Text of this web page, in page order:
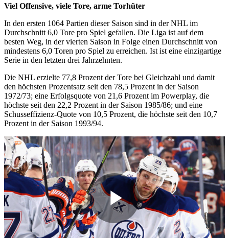
Viel Offensive, viele Tore, arme Torhüter
In den ersten 1064 Partien dieser Saison sind in der NHL im
Durchschnitt 6,0 Tore pro Spiel gefallen. Die Liga ist auf dem
besten Weg, in der vierten Saison in Folge einen Durchschnitt von
mindestens 6,0 Toren pro Spiel zu erreichen. Ist ist eine einzigartige
Serie in den letzten drei Jahrzehnten.
Die NHL erzielte 77,8 Prozent der Tore bei Gleichzahl und damit
den höchsten Prozentsatz seit den 78,5 Prozent in der Saison
1972/73; eine Erfolgsquote von 21,6 Prozent im Powerplay, die
höchste seit den 22,2 Prozent in der Saison 1985/86; und eine
Schusseffizienz-Quote von 10,5 Prozent, die höchste seit den 10,7
Prozent in der Saison 1993/94.
Play